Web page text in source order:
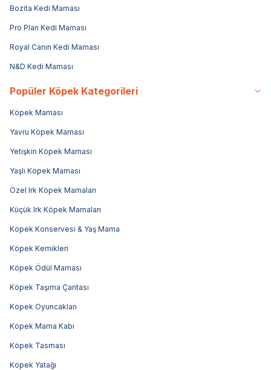
Bozita Kedi Maması
Pro Plan Kedi Maması
Royal Canin Kedi Maması
N&D Kedi Maması
Popüler Köpek Kategorileri
Köpek Maması
Yavru Köpek Maması
Yetişkin Köpek Maması
Yaşlı Köpek Maması
Özel Irk Köpek Mamaları
Küçük Irk Köpek Mamaları
Köpek Konservesi & Yaş Mama
Köpek Kemikleri
Köpek Ödül Maması
Köpek Taşıma Çantası
Köpek Oyuncakları
Köpek Mama Kabı
Köpek Tasması
Köpek Yatağı